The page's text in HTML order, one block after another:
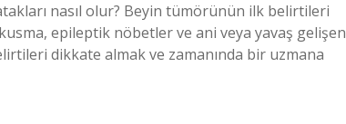
nasıl olur? Beyin tümörünün ilk belirtileri
kusma, epileptik nöbetler ve ani veya yavaş gelişen
dikkate almak ve zamanında bir uzmana